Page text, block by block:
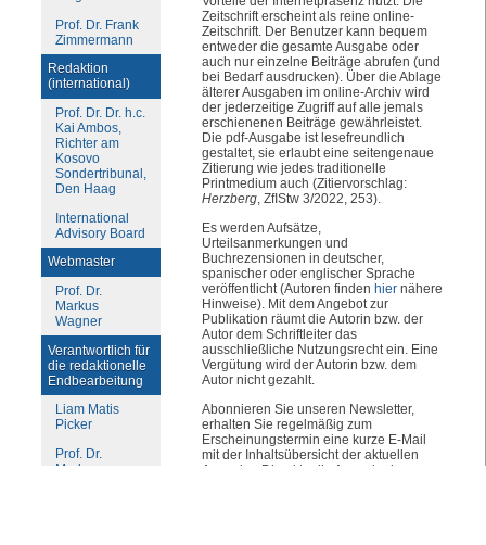
Prof. Dr. Frank
Zimmermann
Redaktion
(international)
Prof. Dr. Dr. h.c.
Kai Ambos,
Richter am
Kosovo
Sondertribunal,
Den Haag
International
Advisory Board
Webmaster
Prof. Dr.
Markus
Wagner
Verantwortlich für
die redaktionelle
Endbearbeitung
Liam Matis
Picker
Prof. Dr.
Markus
Zeitschrift erscheint als reine online-
Zeitschrift. Der Benutzer kann bequem
entweder die gesamte Ausgabe oder
auch nur einzelne Beiträge abrufen (und
bei Bedarf ausdrucken). Über die Ablage
älterer Ausgaben im online-Archiv wird
der jederzeitige Zugriff auf alle jemals
erschienenen Beiträge gewährleistet.
Die pdf-Ausgabe ist lesefreundlich
gestaltet, sie erlaubt eine seitengenaue
Zitierung wie jedes traditionelle
Printmedium auch (Zitiervorschlag:
Herzberg, ZfIStw 3/2022, 253).
Es werden Aufsätze,
Urteilsanmerkungen und
Buchrezensionen in deutscher,
spanischer oder englischer Sprache
veröffentlicht (Autoren finden hiernähere
Hinweise). Mit dem Angebot zur
Publikation räumt die Autorin bzw. der
Autor dem Schriftleiter das
ausschließliche Nutzungsrecht ein. Eine
Vergütung wird der Autorin bzw. dem
Autor nicht gezahlt.
Abonnieren Sie unseren Newsletter,
erhalten Sie regelmäßig zum
Erscheinungstermin eine kurze E-Mail
mit der Inhaltsübersicht der aktuellen
Ausgabe. Die aktuelle Ausgabe kann